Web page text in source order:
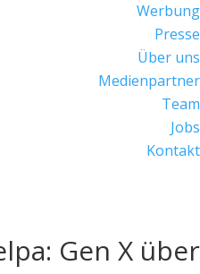
Werbung
Presse
Über uns
Medienpartner
Team
Jobs
Kontakt
Gen X über